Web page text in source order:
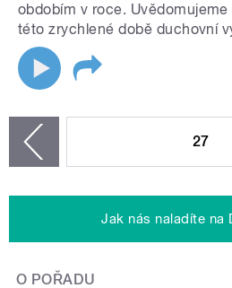
obdobím v roce.
této zrychlené době duchovní
27
Jak nás naladíte na
O POŘADU